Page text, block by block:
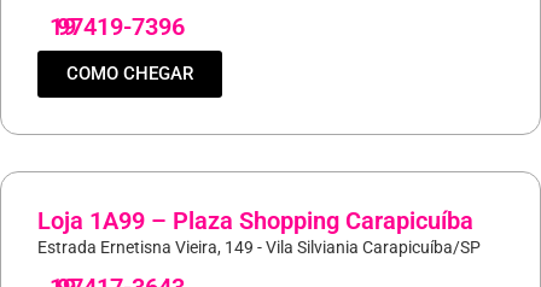
19
97419-7396
COMO CHEGAR
Loja 1A99 – Plaza Shopping Carapicuíba
Estrada Ernetisna Vieira, 149 - Vila Silviania Carapicuíba/SP